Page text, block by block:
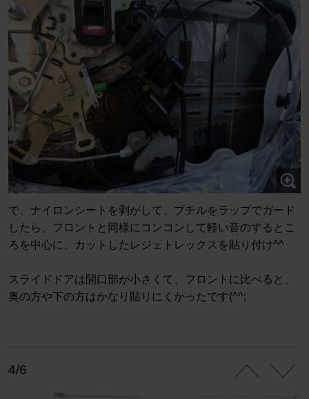
で、ナイロンシートを剥がして、ブチルをラップでガード
したら、フロントと同様にコンコンして軽い音のするとこ
ろを中心に、カットしたレジェトレックスを貼り付け^^
スライドドアは開口部が小さくて、フロントに比べると、
奥の方や下の方はかなり貼りにくかったです(^^;
4/6